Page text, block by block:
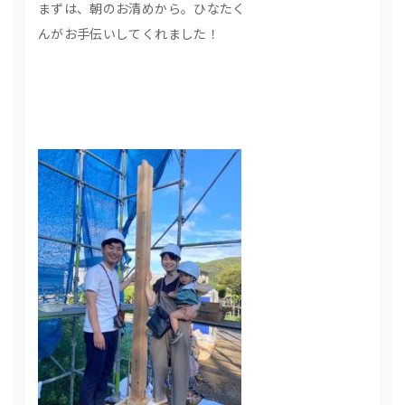
まずは、朝のお清めから。ひなたく
んがお手伝いしてくれました！